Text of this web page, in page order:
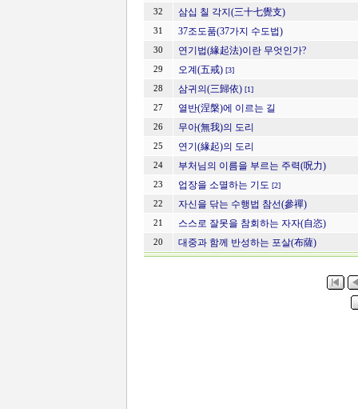
32 삼십 칠 각지(三十七覺支)
31 37조도품(37가지 수도법)
30 연기법(緣起法)이란 무엇인가?
29 오계(五戒) [3]
28 삼귀의(三歸依) [1]
27 열반(涅槃)에 이르는 길
26 무아(無我)의 도리
25 연기(緣起)의 도리
24 부처님의 이름을 부르는 주력(呪力)
23 업장을 소멸하는 기도 [2]
22 자신을 닦는 수행법 참선(參禪)
21 스스로 잘못을 참회하는 자자(自恣)
20 대중과 함께 반성하는 포살(布薩)